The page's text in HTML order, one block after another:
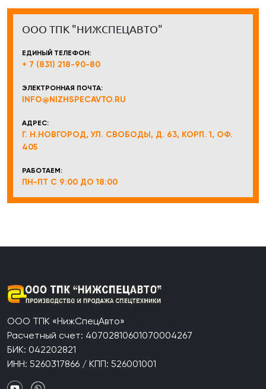
ООО ТПК "НИЖСПЕЦАВТО"
ЕДИНЫЙ ТЕЛЕФОН:
+ 7 (831) 218-90-80
ЭЛЕКТРОННАЯ ПОЧТА:
INFO@NIZHSPECAVTO.RU
АДРЕС:
Г. Н.НОВГОРОД, УЛ. СВОБОДЫ, Д. 63, КОРП. 1, ОФ.
405
РАБОТАЕМ:
ПН-ПТ С 9:00 ДО 18:00
ООО ТПК «НижСпецАвто»
Расчетный счет: 40702810601070004267
БИК: 042202821
ИНН: 5260317866 / КПП: 526001001